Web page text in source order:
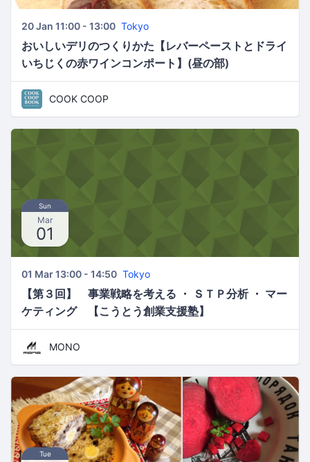
20 Jan 11:00 - 13:00 Tokyo
おいしいデリのつくりかた【レバーペーストとドライ
いちじくの赤ワインコンポート】(昼の部)
COOK COOP
Sun
Mar
01
01 Mar 13:00 - 14:50 Tokyo
【第３回】 事業戦略を考える ・ ＳＴＰ分析 ・ マー
ケティング 【こうとう創業支援塾】
MONO
Tue